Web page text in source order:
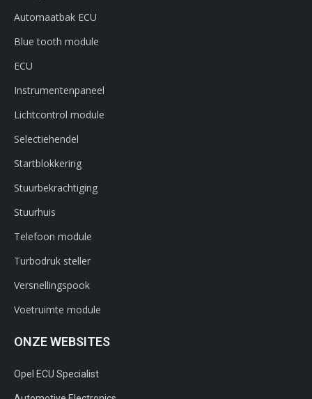
Automaatbak ECU
Blue tooth module
ECU
Instrumentenpaneel
Lichtcontrol module
Selectiehendel
Startblokkering
Stuurbekrachtiging
Stuurhuis
Telefoon module
Turbodruk steller
Versnellingspook
Voetruimte module
ONZE WEBSITES
Opel ECU Specialist